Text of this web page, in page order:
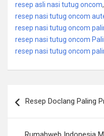
resep asli nasi tutug oncom,
resep nasi tutug oncom
resep nasi tutug oncom
resep nasi tutug oncom
resep nasi tutug oncom
navigation
Resep Doclang Paling